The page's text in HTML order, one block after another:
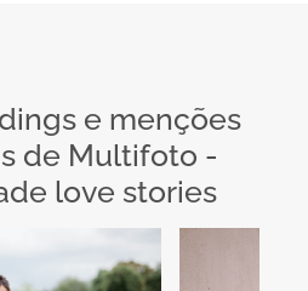
e menções
de Multifoto -
love stories